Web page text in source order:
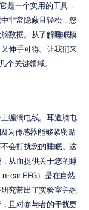
是一个实用的工具，
非常隐蔽且轻松，您
数据。从了解睡眠模
伸手可得。让我们来
个关键领域。
缠满电线。耳道脑电
为传感器能够紧密贴
会打扰您的睡眠。这
从而提供关于您的睡
ear EEG）是在自然
究带出了实验室并融
且对参与者的干扰更